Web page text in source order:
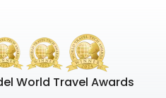
World Travel Awards